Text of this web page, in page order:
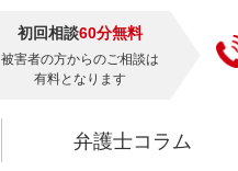
初回相談60分無料
被害者の方からのご相談は
有料となります
弁護士コラム